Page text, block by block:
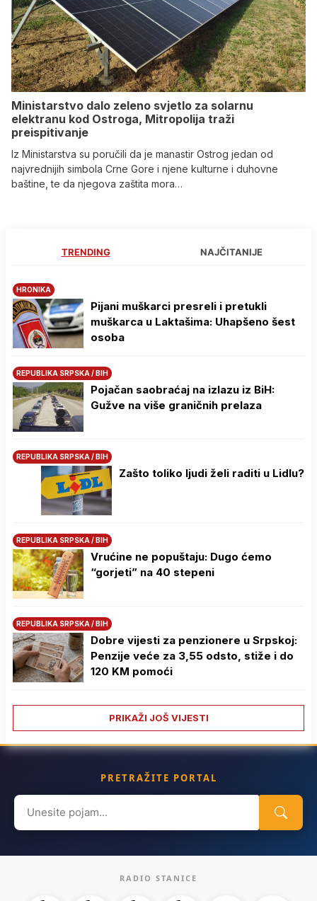
Ministarstvo dalo zeleno svjetlo za solarnu
elektranu kod Ostroga, Mitropolija traži
preispitivanje
Iz Ministarstva su poručili da je manastir Ostrog jedan od
najvrednijih simbola Crne Gore i njene kulturne i duhovne
baštine, te da njegova zaštita mora…
TRENDING NAJČITANIJE
HRONIKA
Pijani muškarci presreli i pretukli
muškarca u Laktašima: Uhapšeno šest
osoba
REPUBLIKA SRPSKA / BIH
Pojačan saobraćaj na izlazu iz BiH:
Gužve na više graničnih prelaza
REPUBLIKA SRPSKA / BIH
Zašto toliko ljudi želi raditi u Lidlu?
REPUBLIKA SRPSKA / BIH
Vrućine ne popuštaju: Dugo ćemo
“gorjeti” na 40 stepeni
REPUBLIKA SRPSKA / BIH
Dobre vijesti za penzionere u Srpskoj:
Penzije veće za 3,55 odsto, stiže i do
120 KM pomoći
PRIKAŽI JOŠ VIJESTI
PRETRAŽITE PORTAL
Search
for:
RADIO STANICE